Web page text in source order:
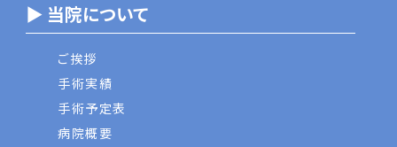
▶ 当院について
ご挨拶
手術実績
手術予定表
病院概要